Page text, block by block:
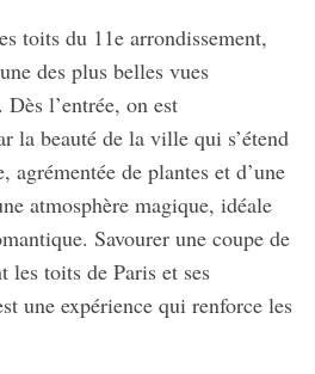
toits du 11e arrondissement,
des plus belles vues
l’entrée, on est
la beauté de la ville qui s’étend
agrémentée de plantes et d’une
atmosphère magique, idéale
Savourer une coupe de
les toits de Paris et ses
une expérience qui renforce les